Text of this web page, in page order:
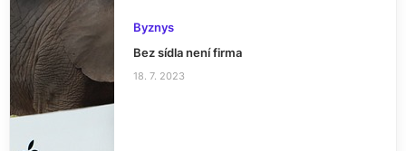
Byznys
Bez sídla není firma
18. 7. 2023